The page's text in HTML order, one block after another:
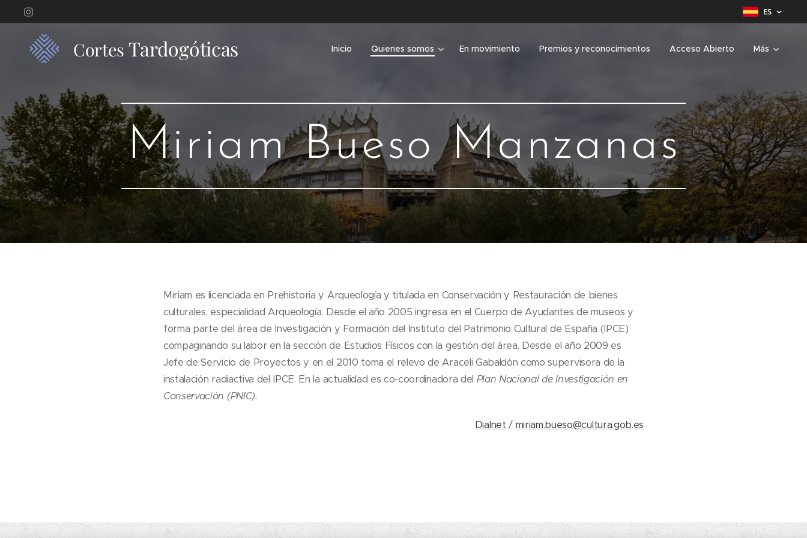
ES
Cortes Tardogóticas Inicio Quienes somos En movimiento Premios y reconocimientos Acceso Abierto Más
Miriam Bueso Manzanas
Miriam es licenciada en Prehistoria y Arqueología y titulada en Conservación y Restauración de bienes
culturales, especialidad Arqueología. Desde el año 2005 ingresa en el Cuerpo de Ayudantes de museos y
forma parte del área de Investigación y Formación del Instituto del Patrimonio Cultural de España (IPCE)
compaginando su labor en la sección de Estudios Físicos con la gestión del área. Desde el año 2009 es
Jefe de Servicio de Proyectos y en el 2010 toma el relevo de Araceli Gabaldón como supervisora de la
instalación radiactiva del IPCE. En la actualidad es co-coordinadora del Plan Nacional de Investigación en
Conservación (PNIC).
Dialnet / miriam.bueso@cultura.gob.es